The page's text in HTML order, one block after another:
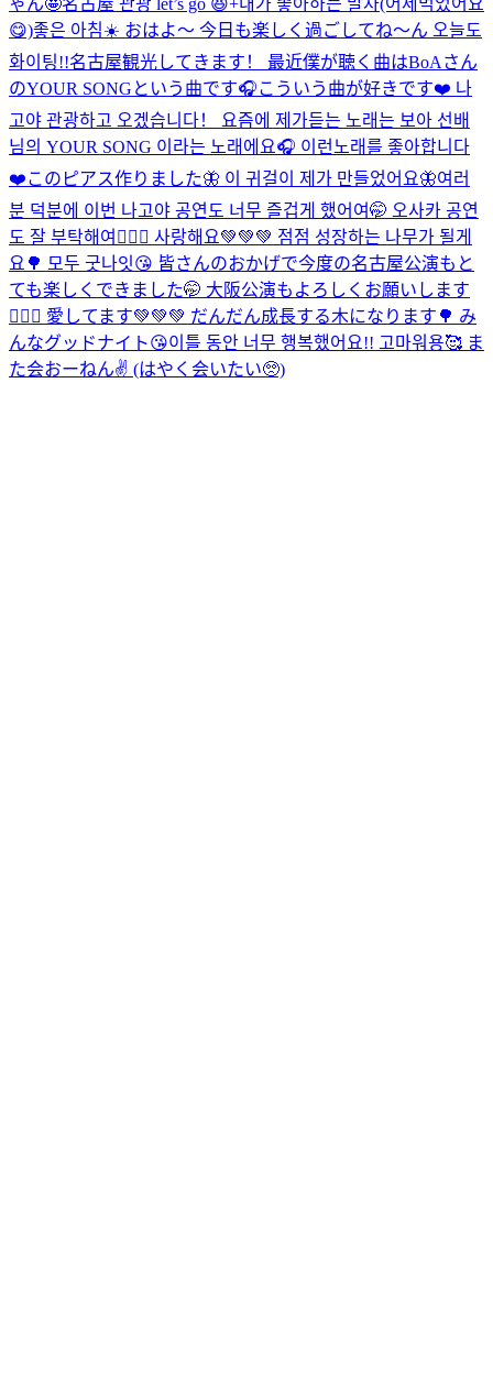
😋)좋은 아침☀️ おはよ〜 今日も楽しく過ごしてね〜ん 오늘도
화이팅!!名古屋観光してきます！ 最近僕が聴く曲はBoAさん
のYOUR SONGという曲です🎧こういう曲が好きです❤️ 나
고야 관광하고 오겠습니다！ 요즘에 제가듣는 노래는 보아 선배
님의 YOUR SONG 이라는 노래에요🎧 이런노래를 좋아합니다
❤️このピアス作りました🦋 이 귀걸이 제가 만들었어요🦋여러
분 덕분에 이번 나고야 공연도 너무 즐겁게 했어여🤭 오사카 공연
도 잘 부탁해여🙇🏻‍♂️ 사랑해요💚💚💚 점점 성장하는 나무가 될게
요🌳 모두 굿나잇😘 皆さんのおかげで今度の名古屋公演もと
ても楽しくできました🤭 大阪公演もよろしくお願いします
🙇🏻‍♂️ 愛してます💚💚💚 だんだん成長する木になります🌳 み
んなグッドナイト😘이틀 동안 너무 행복했어요!! 고마워용🥰 ま
た会おーねん✌️ (はやく会いたい🥺)